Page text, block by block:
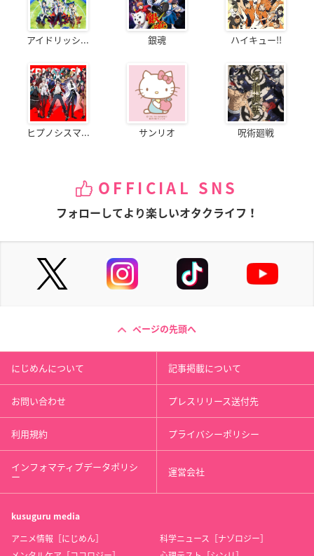
アイドリッシ... 銀魂 ハイキュー!!
ヒプノシスマ... サンリオ 呪術廻戦
OFFICIAL SNS
フォローしてより楽しいオタクライフ！
ページの先頭へ
にじめんについて 記事掲載について
お問い合わせ プレスリリース送付先
利用規約 プライバシーポリシー
インフォマティブデータポリシ
ー 運営会社
kusuguru media
アニメ情報［にじめん］
科学ニュース［ナゾロジー］